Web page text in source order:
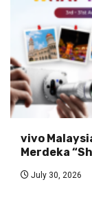
vivo
Merdeka
July 30, 2026